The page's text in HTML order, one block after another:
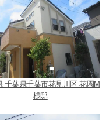
千葉県千葉市花見川区 花園M
様邸